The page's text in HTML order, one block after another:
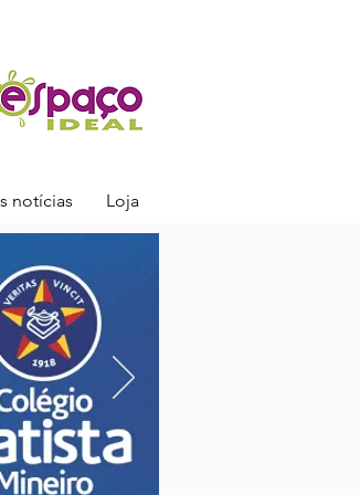
notícias Loja